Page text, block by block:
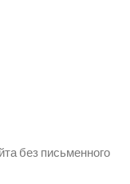
без письменного